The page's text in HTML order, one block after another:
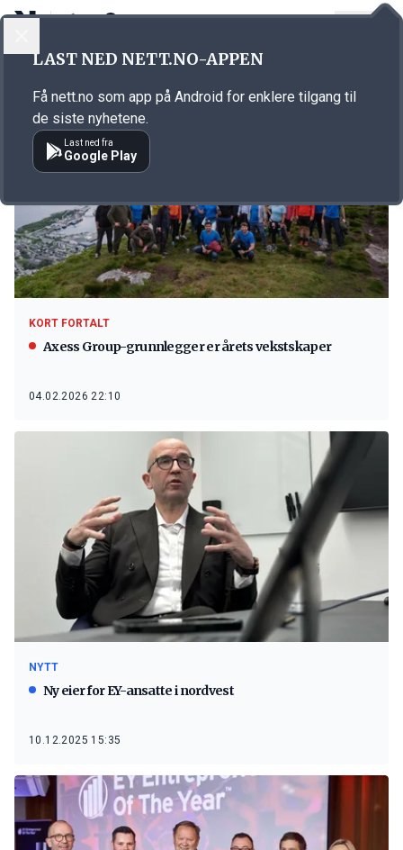
Emne: EY
KORT FORTALT
Axess Group-grunnlegger er årets vekstskaper
04.02.2026 22:10
NYTT
Ny eier for EY-ansatte i nordvest
10.12.2025 15:35
LAST NED NETT.NO-APPEN
Få nett.no som app på Android for enklere tilgang til
de siste nyhetene.
Last ned fra
Google Play